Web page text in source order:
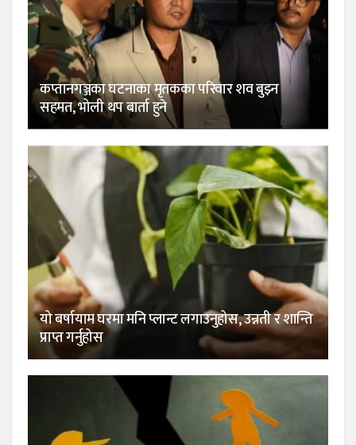
कप्तानगञ्जका घटनाका मृतकका परिवार शव बुझ्न
सहमत, भोली थप बार्ता हुने
यो बर्षायाम घरमा मनि प्लान्ट लगाउनुहोस, उन्नती र शान्ति
प्राप्त गर्नुहोस